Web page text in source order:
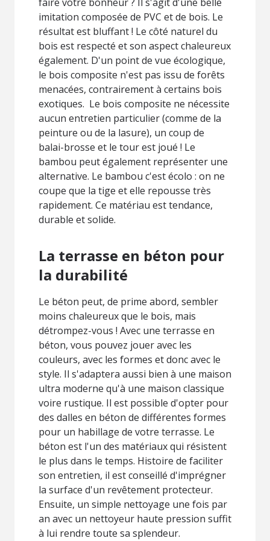
faire votre bonheur ? Il s'agit d'une belle
imitation composée de PVC et de bois. Le
résultat est bluffant ! Le côté naturel du
bois est respecté et son aspect chaleureux
également. D'un point de vue écologique,
le bois composite n'est pas issu de forêts
menacées, contrairement à certains bois
exotiques. Le bois composite ne nécessite
aucun entretien particulier (comme de la
peinture ou de la lasure), un coup de
balai-brosse et le tour est joué ! Le
bambou peut également représenter une
alternative. Le bambou c'est écolo : on ne
coupe que la tige et elle repousse très
rapidement. Ce matériau est tendance,
durable et solide.
La terrasse en béton pour
la durabilité
Le béton peut, de prime abord, sembler
moins chaleureux que le bois, mais
détrompez-vous ! Avec une terrasse en
béton, vous pouvez jouer avec les
couleurs, avec les formes et donc avec le
style. Il s'adaptera aussi bien à une maison
ultra moderne qu'à une maison classique
voire rustique. Il est possible d'opter pour
des dalles en béton de différentes formes
pour un habillage de votre terrasse. Le
béton est l'un des matériaux qui résistent
le plus dans le temps. Histoire de faciliter
son entretien, il est conseillé d'imprégner
la surface d'un revêtement protecteur.
Ensuite, un simple nettoyage une fois par
an avec un nettoyeur haute pression suffit
à lui rendre toute sa splendeur.